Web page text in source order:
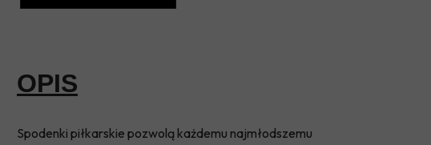
Spodenki piłkarskie pozwolą każdemu najmłodszemu
OPIS